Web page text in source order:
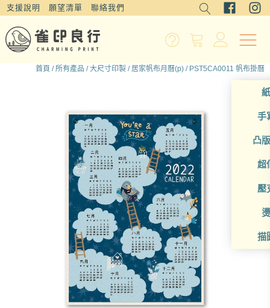
支援說明 願望清單 聯絡我們
手
凸
超
壓
描
首頁 /所有產品 /大尺寸印製 / 居家帆布月曆(p) / PST5CA0011 帆布掛曆